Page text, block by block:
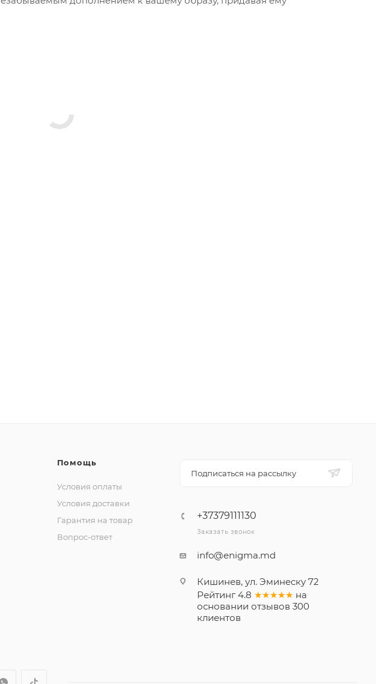
Помощь
Условия оплаты
Условия доставки
Гарантия на товар
Вопрос-ответ
Подписаться на рассылку
+37379111130
Заказать звонок
info@enigma.md
Кишинев, ул. Эминеску 72
Рейтинг 4.8 ★★★★★ на
основании отзывов 300
клиентов